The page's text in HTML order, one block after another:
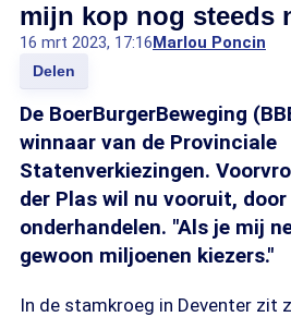
mijn kop nog steeds
16 mrt 2023, 17:16Marlou Poncin
Delen
De BoerBurgerBeweging
winnaar van de Provinciale
Statenverkiezingen.
der Plas wil nu vooruit,
onderhandelen. "Als je mij
gewoon miljoenen kiezers."
In de stamkroeg in Deventer zit